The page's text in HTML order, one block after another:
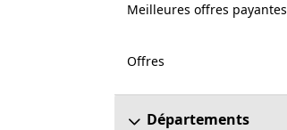
Meilleures offres payantes
Offres
Départements